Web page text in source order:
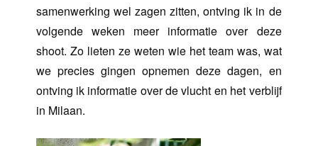
samenwerking wel zagen zitten, ontving ik in de
volgende weken meer informatie over deze
shoot. Zo lieten ze weten wie het team was, wat
we precies gingen opnemen deze dagen, en
ontving ik informatie over de vlucht en het verblijf
in Milaan.